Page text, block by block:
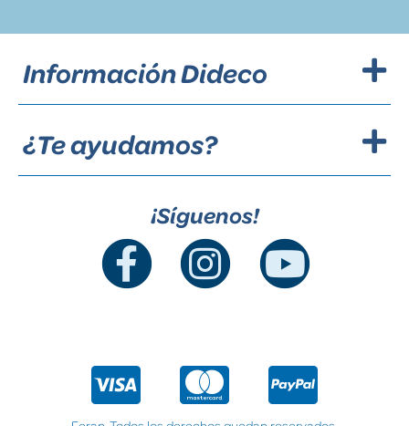
Información Dideco
¿Te ayudamos?
¡Síguenos!